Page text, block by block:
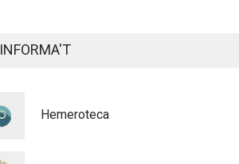
SENYALITZACIÓ
Policia 29/07/2026
Hemeroteca